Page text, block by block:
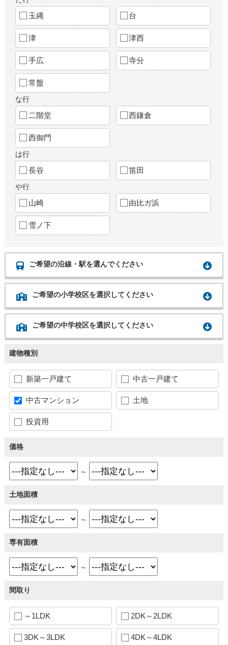
玉縄 台
津 津西
手広 寺分
常盤
な行
二階堂 西鎌倉
西御門
は行
長谷 笛田
や行
山崎 由比ガ浜
雪ノ下
ご希望の沿線・駅を選んでください
ご希望の小学校区を選択してください
ご希望の中学校区を選択してください
建物種別
新築一戸建て 中古一戸建て
中古マンション 土地
投資用
価格
～
土地面積
～
専有面積
～
間取り
～1LDK 2DK～2LDK
3DK～3LDK 4DK～4LDK